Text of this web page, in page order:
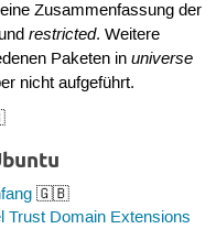
Zusammenfassung der
restricted. Weitere
Paketen in universe
nicht aufgeführt.
🇬🇧
Trust Domain Extensions